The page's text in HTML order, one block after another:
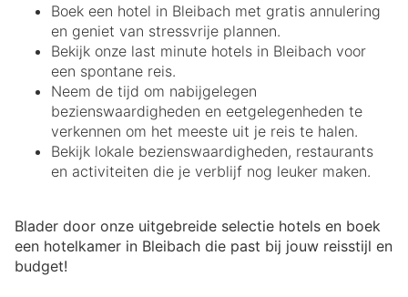
Boek een hotel in Bleibach met gratis annulering
en geniet van stressvrije plannen.
Bekijk onze last minute hotels in Bleibach voor
een spontane reis.
Neem de tijd om nabijgelegen
bezienswaardigheden en eetgelegenheden te
verkennen om het meeste uit je reis te halen.
Bekijk lokale bezienswaardigheden, restaurants
en activiteiten die je verblijf nog leuker maken.
Blader door onze uitgebreide selectie hotels en boek
een hotelkamer in Bleibach die past bij jouw reisstijl en
budget!